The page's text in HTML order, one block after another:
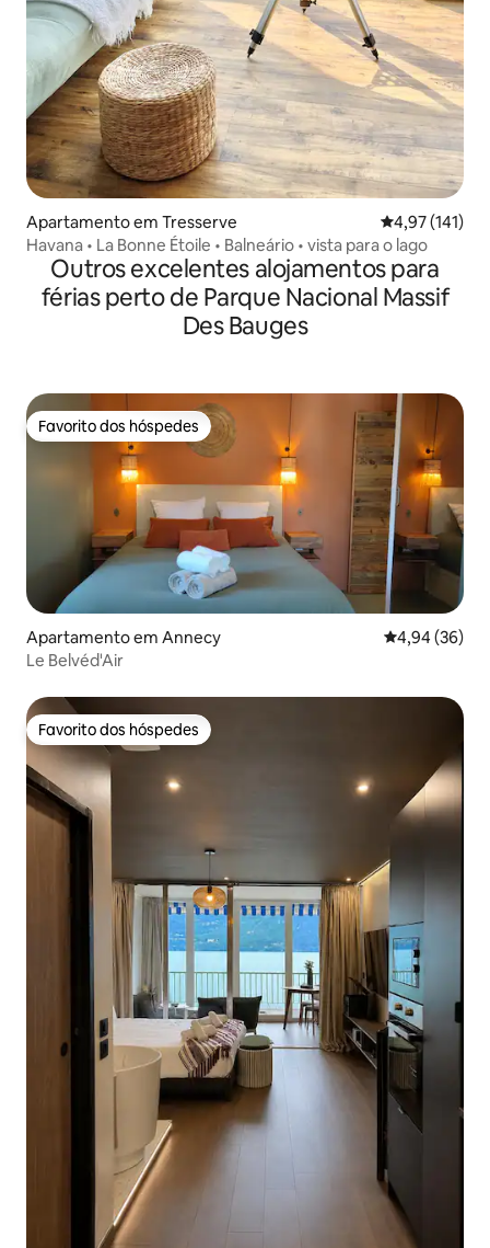
Apartamento em Tresserve Classificação
4,97 (141)
Havana • La Bonne Étoile • Balneário • vista para o lago
Outros excelentes alojamentos para
férias perto de Parque Nacional Massif
Des Bauges
Favorito dos hóspedes
Favorito dos hóspedes
Apartamento em Annecy Classificação
4,94 (36)
Le Belvéd'Air
Favorito dos hóspedes
Favorito dos hóspedes